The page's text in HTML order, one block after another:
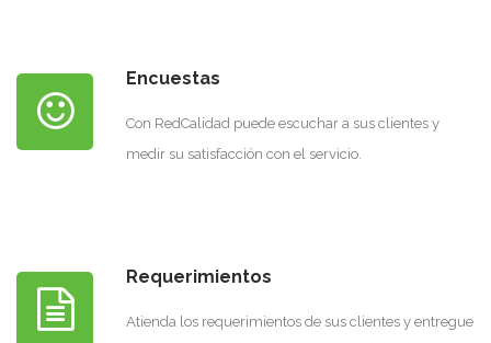
Encuestas
Con RedCalidad puede escuchar a sus clientes y
medir su satisfacción con el servicio.
Requerimientos
Atienda los requerimientos de sus clientes y entregue